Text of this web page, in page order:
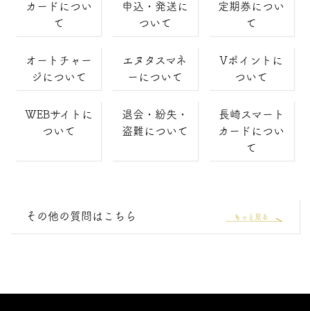
カードについ
て
申込・発送に
ついて
定期券につい
て
オートチャー
ジについて
エヌタスマネ
ーについて
Vポイントに
ついて
WEBサイトに
ついて
退会・紛失・
盗難について
長崎スマート
カードについ
て
その他の質問はこちら もっと見る